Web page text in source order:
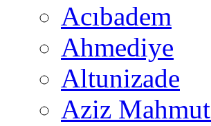
Acıbadem
Ahmediye
Altunizade
Aziz